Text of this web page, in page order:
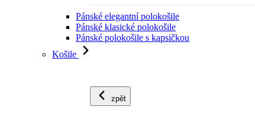
Pánské elegantní polokošile
Pánské klasické polokošile
Pánské polokošile s kapsičkou
Košile
zpět